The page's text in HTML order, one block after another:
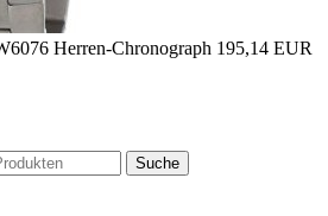
Herren-Chronograph 195,14 EUR